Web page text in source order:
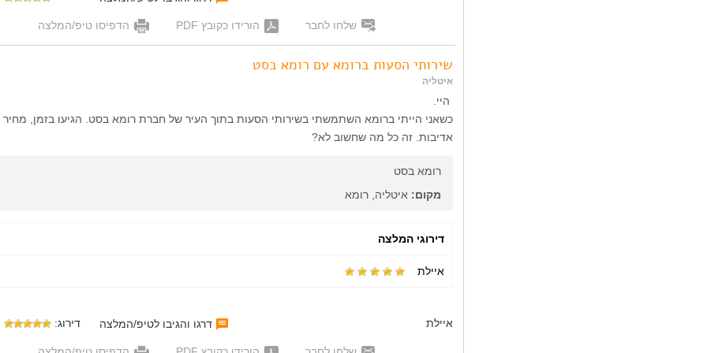
שלחו לחבר הורידו כקובץ PDF הדפיסו טיפ/המלצה
שירותי הסעות ברומא עם רומא בסט
איטליה
היי.
כשאני הייתי ברומא השתמשתי בשירותי הסעות בתוך העיר של חברת רומא בסט. הגיעו בזמן, מחיר
אדיבות. זה כל מה שחשוב לא?
רומא בסט
מקום: איטליה, רומא
דירוגי המלצה
איילת
איילת דרגו והגיבו לטיפ/המלצה דירוג: